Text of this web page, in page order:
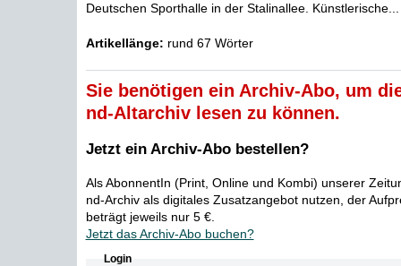
Deutschen Sporthalle in der Stalinallee. Künstlerische...
Artikellänge: rund 67 Wörter
Sie benötigen ein Archiv-Abo, um
nd-Altarchiv lesen zu können.
Jetzt ein Archiv-Abo bestellen?
Als AbonnentIn (Print, Online und Kombi) unserer
nd-Archiv als digitales Zusatzangebot nutzen, der
beträgt jeweils nur 5 €.
Jetzt das Archiv-Abo buchen?
Login